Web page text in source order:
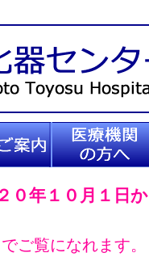
０年１０月１日
ご覧になれます。